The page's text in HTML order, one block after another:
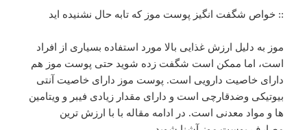
:: خواص شگفت انگیز پوست موز که تابه حال نشنیده اید
موز به دلیل ارزش غذایی بالا مورد استفاده بسیاری از افراد
است، اما ممکن است شگفت زده شوید حتی پوست موز هم
دارای خاصیت دارویی است. پوست موز دارای خاصیت آنتی
بیوتیکی وضدقارچی است و دارای مقدار زیادی فیبر و ویتامین
ها و مواد معدنی است. در ادامه مقاله با با ارزش ترین